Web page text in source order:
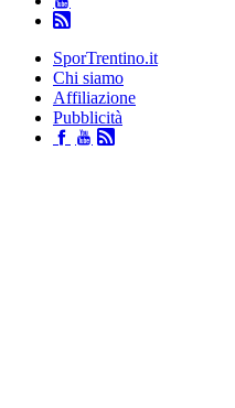
SporTrentino.it
Chi siamo
Affiliazione
Pubblicità